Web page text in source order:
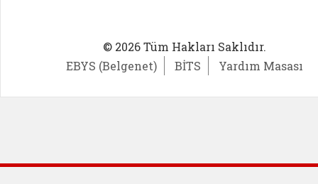
© 2026 Tüm Hakları Saklıdır.
EBYS (Belgenet)
BİTS Yardım Masası